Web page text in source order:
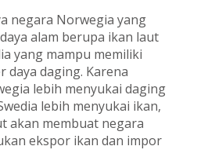
negara Norwegia yang
alam berupa ikan laut
yang mampu memiliki
daya daging. Karena
lebih menyukai daging
lebih menyukai ikan,
akan membuat negara
ekspor ikan dan impor